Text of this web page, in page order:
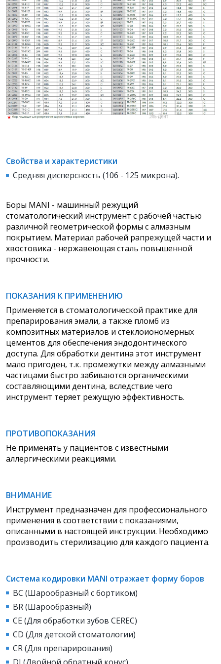
Свойства и характеристики
Средняя дисперсность (106 - 125 микрона).
Боры MANI - машинный режущий
стоматологический инструмент с рабочей частью
различной геометрической формы с алмазным
покрытием. Материал рабочей рапрежущей части и
хвостовика - нержавеющая сталь повышенной
прочности.
ПОКАЗАНИЯ К ПРИМЕНЕНИЮ
Применяется в стоматологической практике для
препарирования эмали, а также пломб из
композитных материалов и стеклоиономерных
цементов для обеспечения эндодонтического
доступа. Для обработки дентина этот инструмент
мало пригоден, т.к. промежутки между алмазными
частицами быстро забиваются органическими
составляющими дентина, вследствие чего
инструмент теряет режущую эффективность.
ПРОТИВОПОКАЗАНИЯ
Не применять у пациентов с известными
аллергическими реакциями.
ВНИМАНИЕ
Инструмент предназначен для профессионального
применения в соответствии с показаниями,
описанными в настоящей инструкции. Необходимо
производить стерилизацию для каждого пациента.
Система кодировки MANI отражает форму боров
BC (Шарообразный с бортиком)
BR (Шарообразный)
CE (Для обработки зубов CEREC)
CD (Для детской стоматологии)
СR (Для препарирования)
DI (Двойной обратный конус)